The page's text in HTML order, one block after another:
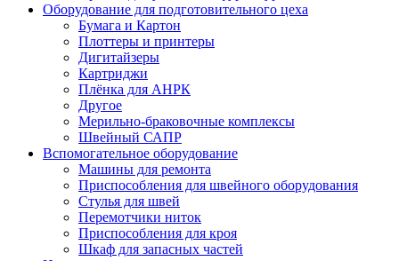
Оборудование для подготовительного цеха
Бумага и Картон
Плоттеры и принтеры
Дигитайзеры
Картриджи
Плёнка для АНРК
Другое
Мерильно-браковочные комплексы
Швейный САПР
Вспомогательное оборудование
Машины для ремонта
Приспособления для швейного оборудования
Стулья для швей
Перемотчики ниток
Приспособления для кроя
Шкаф для запасных частей